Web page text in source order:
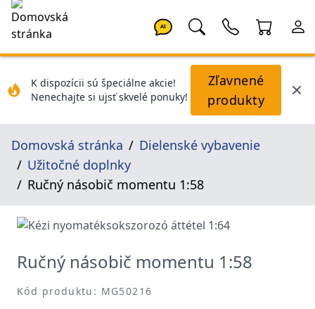
AI
K dispozícii sú špeciálne akcie!
Nenechajte si ujsť skvelé ponuky!
Zľavnené
produkty
Domovská stránka
Dielenské vybavenie
Užitočné doplnky
Ručný násobič momentu 1:58
Ručný násobič momentu 1:58
Kód produktu: MG50216